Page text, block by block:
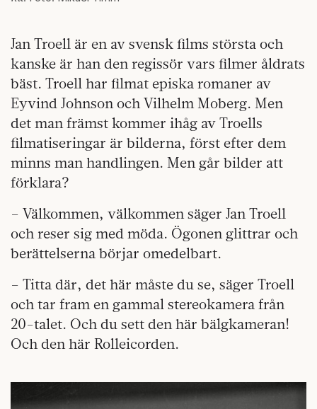
Jan Troell är en av svensk films största och
kanske är han den regissör vars filmer åldrats
bäst. Troell har filmat episka romaner av
Eyvind Johnson och Vilhelm Moberg. Men
det man främst kommer ihåg av Troells
filmatiseringar är bilderna, först efter dem
minns man handlingen. Men går bilder att
förklara?
– Välkommen, välkommen säger Jan Troell
och reser sig med möda. Ögonen glittrar och
berättelserna börjar omedelbart.
– Titta där, det här måste du se, säger Troell
och tar fram en gammal stereokamera från
20-talet. Och du sett den här bälgkameran!
Och den här Rolleicorden.